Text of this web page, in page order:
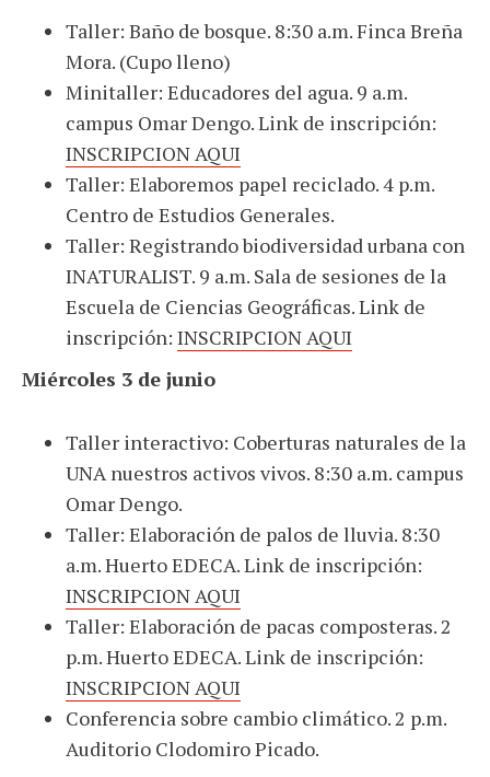
Taller: Baño de bosque. 8:30 a.m. Finca Breña
Mora. (Cupo lleno)
Minitaller: Educadores del agua. 9 a.m.
campus Omar Dengo. Link de inscripción:
INSCRIPCION AQUI
Taller: Elaboremos papel reciclado. 4 p.m.
Centro de Estudios Generales.
Taller: Registrando biodiversidad urbana con
INATURALIST. 9 a.m. Sala de sesiones de la
Escuela de Ciencias Geográficas. Link de
inscripción: INSCRIPCION AQUI
Miércoles 3 de junio
Taller interactivo: Coberturas naturales de la
UNA nuestros activos vivos. 8:30 a.m. campus
Omar Dengo.
Taller: Elaboración de palos de lluvia. 8:30
a.m. Huerto EDECA. Link de inscripción:
INSCRIPCION AQUI
Taller: Elaboración de pacas composteras. 2
p.m. Huerto EDECA. Link de inscripción:
INSCRIPCION AQUI
Conferencia sobre cambio climático. 2 p.m.
Auditorio Clodomiro Picado.